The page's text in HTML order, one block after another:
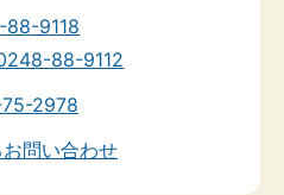
9118
88-9112
2978
問い合わせ